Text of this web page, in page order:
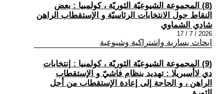
(8) المجموعة الشيوعيّة الثوريّة ، كولمبيا : بعض
النقاط حول الانتخابات الرئاسيّة و الإستقطاب الراهن
شادي الشماوي
2026 / 7 / 17
ابحاث يسارية واشتراكية وشيوعية
(9) المجموعة الشيوعيّة الثوريّة ، كولمبيا : إنتخابات
دي لاأسبريلا : تهديد بنظام فاشيّ و الإستقطاب
الراهن ، و الحاجة إلى إعادة الإستقطاب من أجل